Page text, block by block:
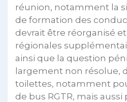
réunion, notamment la
de formation des
devrait être réorganisé
régionales
ainsi que la question
largement non résolue,
toilettes, notamment
de bus RGTR, mais aussi